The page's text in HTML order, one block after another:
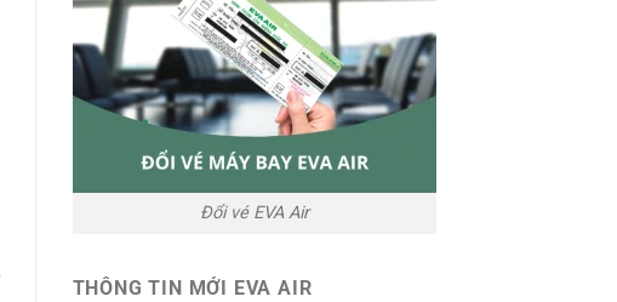
Đổi vé EVA Air
THÔNG TIN MỚI EVA AIR